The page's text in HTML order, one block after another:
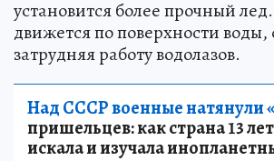
установится более прочный
движется по поверхности воды,
затрудняя работу водолазов.
Над СССР военные натянули
пришельцев: как страна 13
искала и изучала